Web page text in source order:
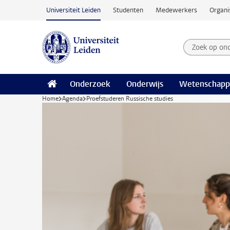
Ga naar hoofdinhoud
Universiteit Leiden Studenten Medewerkers
Zoek op
Zoekterm
Onderzoek Onderwijs
Home Agenda Proefstuderen Russische studies